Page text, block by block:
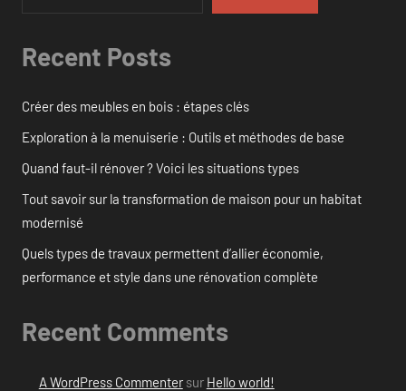
Recent Posts
Créer des meubles en bois : étapes clés
Exploration à la menuiserie : Outils et méthodes de base
Quand faut-il rénover ? Voici les situations types
Tout savoir sur la transformation de maison pour un habitat
modernisé
Quels types de travaux permettent d’allier économie,
performance et style dans une rénovation complète
Recent Comments
A WordPress Commentersur Hello world!